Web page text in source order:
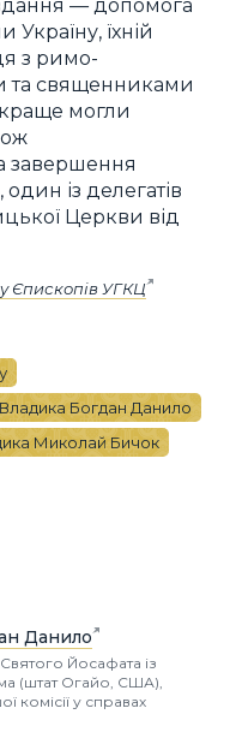
їхній
з римо-
та священниками
могли
завершення
із делегатів
Церкви від
Єпископів УГКЦ
Владика Богдан Данило
Миколай Бичок
Данило
Йосафата із
(штат Огайо, США),
комісії у справах